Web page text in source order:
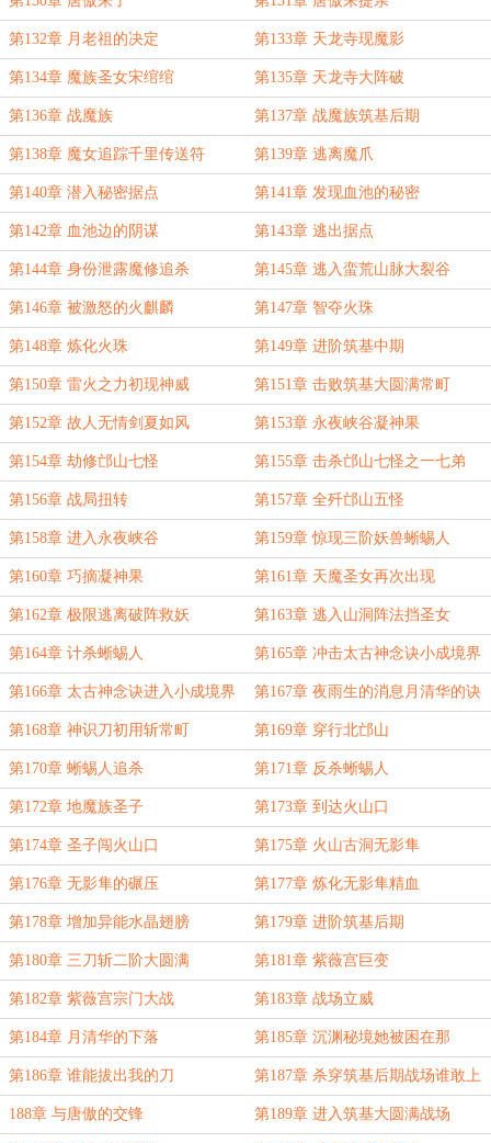
第132章 月老祖的决定 第133章 天龙寺现魔影
第134章 魔族圣女宋绾绾 第135章 天龙寺大阵破
第136章 战魔族 第137章 战魔族筑基后期
第138章 魔女追踪千里传送符 第139章 逃离魔爪
第140章 潜入秘密据点 第141章 发现血池的秘密
第142章 血池边的阴谋 第143章 逃出据点
第144章 身份泄露魔修追杀 第145章 逃入蛮荒山脉大裂谷
第146章 被激怒的火麒麟 第147章 智夺火珠
第148章 炼化火珠 第149章 进阶筑基中期
第150章 雷火之力初现神威 第151章 击败筑基大圆满常町
第152章 故人无情剑夏如风 第153章 永夜峡谷凝神果
第154章 劫修邙山七怪 第155章 击杀邙山七怪之一七弟
第156章 战局扭转 第157章 全歼邙山五怪
第158章 进入永夜峡谷 第159章 惊现三阶妖兽蜥蜴人
第160章 巧摘凝神果 第161章 天魔圣女再次出现
第162章 极限逃离破阵救妖 第163章 逃入山洞阵法挡圣女
第164章 计杀蜥蜴人 第165章 冲击太古神念诀小成境界
第166章 太古神念诀进入小成境界 第167章 夜雨生的消息月清华的诀
定
第168章 神识刀初用斩常町 第169章 穿行北邙山
第170章 蜥蜴人追杀 第171章 反杀蜥蜴人
第172章 地魔族圣子 第173章 到达火山口
第174章 圣子闯火山口 第175章 火山古洞无影隼
第176章 无影隼的碾压 第177章 炼化无影隼精血
第178章 增加异能水晶翅膀 第179章 进阶筑基后期
第180章 三刀斩二阶大圆满 第181章 紫薇宫巨变
第182章 紫薇宫宗门大战 第183章 战场立威
第184章 月清华的下落 第185章 沉渊秘境她被困在那
第186章 谁能拔出我的刀 第187章 杀穿筑基后期战场谁敢上
188章 与唐傲的交锋 第189章 进入筑基大圆满战场